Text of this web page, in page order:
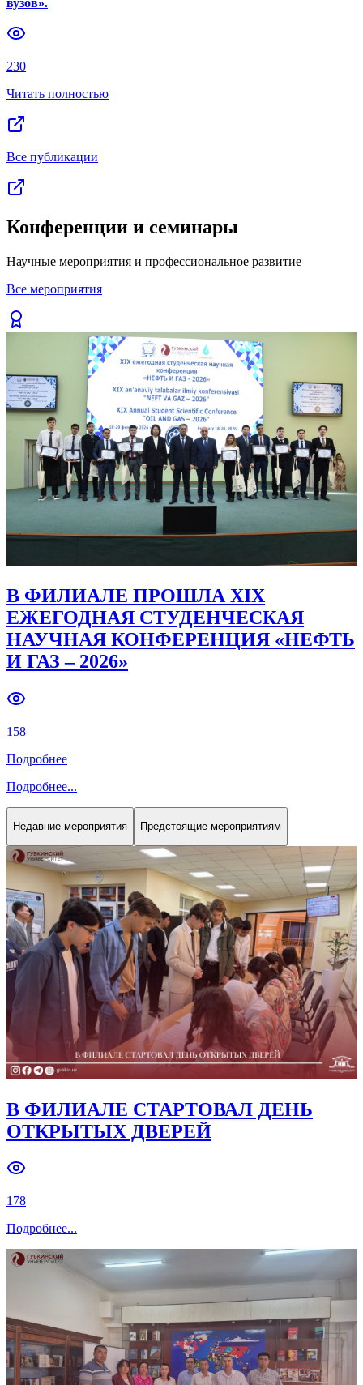
вузов».
230
Читать полностью
Все публикации
Конференции и семинары
Научные мероприятия и профессиональное развитие
Все мероприятия
В ФИЛИАЛЕ ПРОШЛА XIX
ЕЖЕГОДНАЯ СТУДЕНЧЕСКАЯ
НАУЧНАЯ КОНФЕРЕНЦИЯ «НЕФТЬ
И ГАЗ – 2026»
158
Подробнее
Подробнее...
Недавние мероприятия Предстоящие мероприятиям
В ФИЛИАЛЕ СТАРТОВАЛ ДЕНЬ
ОТКРЫТЫХ ДВЕРЕЙ
178
Подробнее...